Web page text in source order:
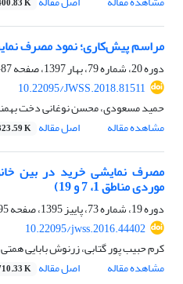
K
مراسم پیش‌کاری؛ نمود مصرف
دوره 20، شماره 79، بهار 1397، صفحه
87-114
10.22095/JWSS.2018.81511
حمید مسعودی، محسن نوغانی دخت
مشاهده مقاله
اصل مقاله K
مصرف نمایشی خرید در بین
موردی مناطق 1، 7 و 19)
دوره 19، شماره 73، پاییز 1395، صفحه
10.22095/jwss.2016.44402
کرم حبیب پور گتابی، زرنوش بابایی همتی
مشاهده مقاله
اصل مقاله K